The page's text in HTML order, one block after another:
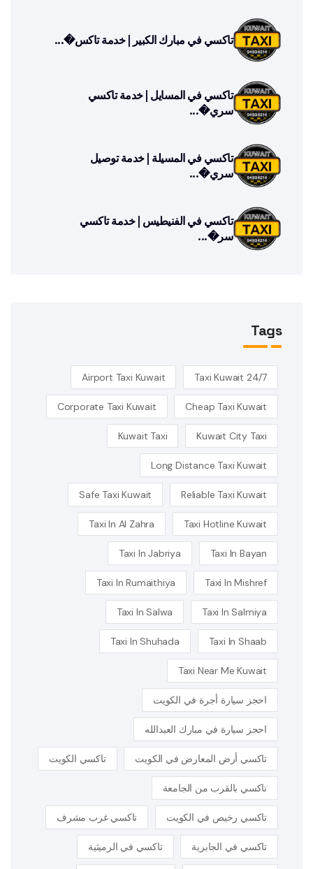
تاكسي في مبارك الكبير | خدمة تاكس�...
تاكسي في المسايل | خدمة تاكسي
سري�...
تاكسي في المسيلة | خدمة توصيل
سري�...
تاكسي في الفنيطيس | خدمة تاكسي
سر�...
Tags
24/7 Taxi Kuwait
Airport Taxi Kuwait
Cheap Taxi Kuwait
Corporate Taxi Kuwait
Kuwait City Taxi
Kuwait Taxi
Long Distance Taxi Kuwait
Reliable Taxi Kuwait
Safe Taxi Kuwait
Taxi Hotline Kuwait
Taxi In Al Zahra
Taxi In Bayan
Taxi In Jabriya
Taxi In Mishref
Taxi In Rumaithiya
Taxi In Salmiya
Taxi In Salwa
Taxi In Shaab
Taxi In Shuhada
Taxi Near Me Kuwait
احجز سيارة أجرة في الكويت
احجز سيارة في مبارك العبدالله
تاكسي أرض المعارض في الكويت تاكسي الكويت
تاكسي بالقرب من الجامعة
تاكسي رخيص في الكويت تاكسي غرب مشرف
تاكسي في الجابرية تاكسي في الرميثية